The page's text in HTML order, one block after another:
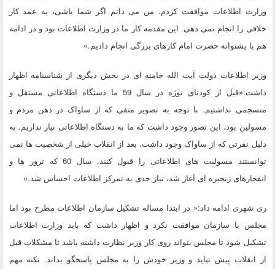
وزارت اطلاعات موافقت کردم. من می دانم اگر شما باشی، به عمد کار
خلافی را انجام نمی دهی. این مقدمه کار ما در وزارت اطلاعات بود و در ادامه
هم با پشتوانه حضرت امام کارهای بزرگی انجام دادیم.»
وزیر اطلاعات دولت آیت الله خامنه ای در بخش دیگری از شناسنامه اظهار
داشت:«قبل از کودتای نوژه در سال 59 ما دستگاه اطلاعاتی مستقل و
منسجمی نداشتیم. با توجه به تصویر منفی که از ساواک در ذهن مردم و
مسولین بود، این تصور وجود داشت که ما به دستگاه اطلاعاتی نیاز نداریم. به
دلیل نفرتی که از ساواک وجود داشت، بعد از انقلاب خیلی از شخصیت ها نمی
توانستند مسولیت های اطلاعاتی را قبول کنند. سال 60 که ترور ها و
انفجارهای زنجیره ای آغاز شد، نیاز جدی به تمرکز اطلاعات احساس شد.»
ری شهری ادامه داد:« در ابتدا مساله تشکیل سازمان اطلاعات مطرح بود اما
مجلس با سازمان موافقت نکرد و اظهار داشت که باید وزارت اطلاعات
تشکیل شود تا مجلس بتواند روی کار وزیر نظارت داشته باشد تا مشکلات قبل
از انقلاب پیش نیاید و وزیر خودش را به مجلس پاسخگو بداند. نکته مهم